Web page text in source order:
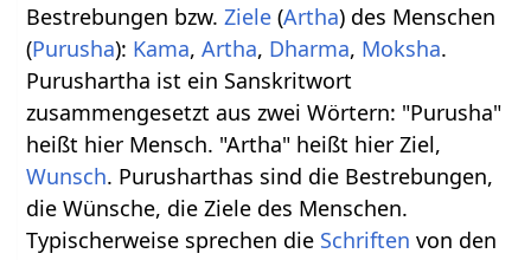
Bestrebungen bzw.Ziele (Artha) des Menschen
(Purusha): Kama,Artha, Dharma, Moksha.
Purushartha ist ein Sanskritwort
zusammengesetzt aus zwei Wörtern: "Purusha"
heißt hier Mensch. "Artha" heißt hier Ziel,
Wunsch. Purusharthas sind die Bestrebungen,
die Wünsche, die Ziele des Menschen.
Typischerweise sprechen die Schriften von den